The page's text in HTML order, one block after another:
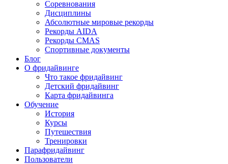
Соревнования
Дисциплины
Абсолютные мировые рекорды
Рекорды AIDA
Рекорды CMAS
Спортивные документы
Блог
О фридайвинге
Что такое фридайвинг
Детский фридайвинг
Карта фридайвинга
Обучение
История
Курсы
Путешествия
Тренировки
Парафридайвинг
Пользователи